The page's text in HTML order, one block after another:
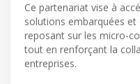
Ce partenariat vise à
solutions embarquées et
reposant sur les micro-
tout en renforçant la
entreprises.